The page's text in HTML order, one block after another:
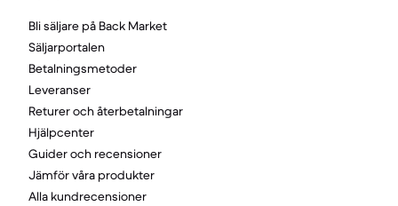
Bli säljare på Back Market
Säljarportalen
Betalningsmetoder
Leveranser
Returer och återbetalningar
Hjälpcenter
Guider och recensioner
Jämför våra produkter
Alla kundrecensioner